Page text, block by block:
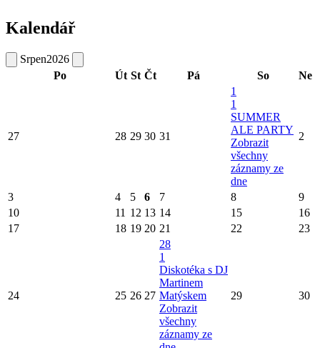
Kalendář
Srpen2026
Po
Út St Čt Pá So Ne
27 28 29 30 31
1
1
SUMMER
ALE PARTY
Zobrazit
všechny
záznamy ze
dne
2
3 4 5 6 7 8
9
10
11 12 13 14 15
16
17
18 19 20 21 22 23
24 25 26 27
28
1
Diskotéka s DJ
Martinem
Matýskem
Zobrazit
všechny
záznamy ze
29 30